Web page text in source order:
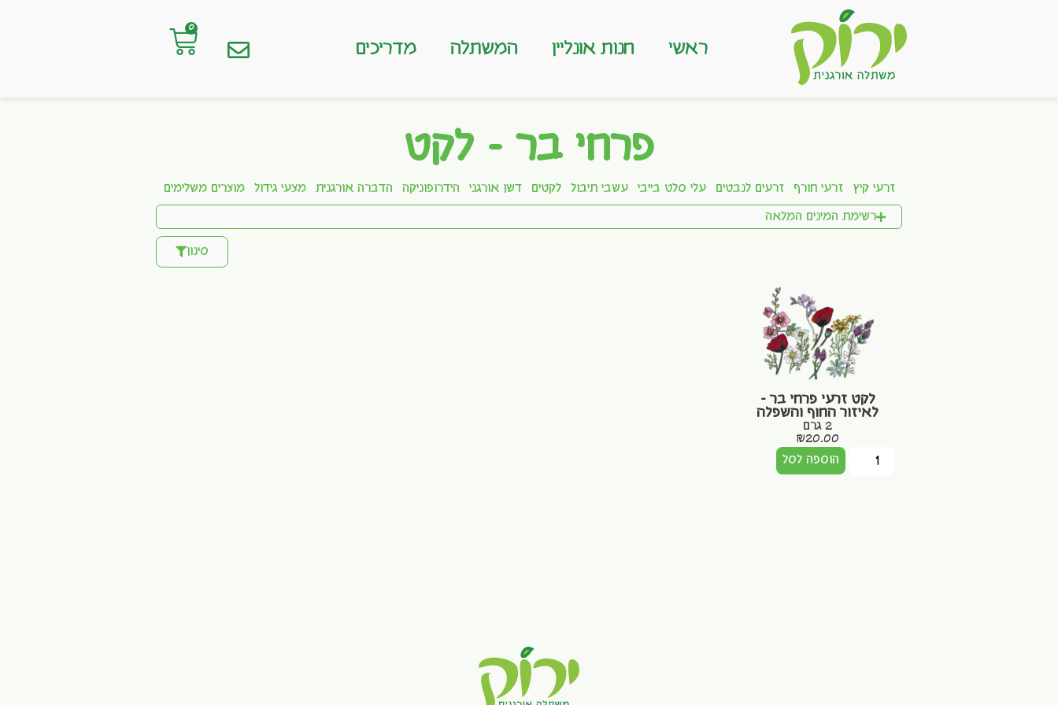
ראשי חנות אונליין המשתלה מדריכים
0
פרחי בר - לקט
זרעי קיץ זרעי חורף זרעים לנבטים עלי סלט בייבי עשבי תיבול לקטים דשן אורגני הידרופוניקה הדברה אורגנית מצעי גידול מוצרים משלימים
רשימת המינים המלאה
סינון
לקט זרעי פרחי בר –
לאיזור החוף והשפלה
2 גרם
₪20.00
הוספה לסל